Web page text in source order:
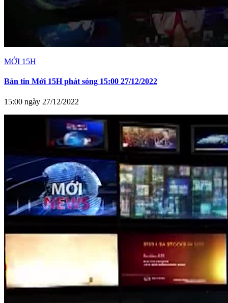
MỚI 15H
Bản tin Mới 15H phát sóng 15:00 27/12/2022
15:00 ngày 27/12/2022